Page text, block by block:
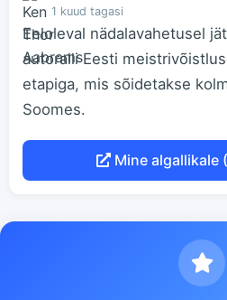
1 kuud tagasi
Eeloleval nädalavahetusel
autoralli Eesti
etapiga, mis sõidetakse
Soomes.
Mine algallikale